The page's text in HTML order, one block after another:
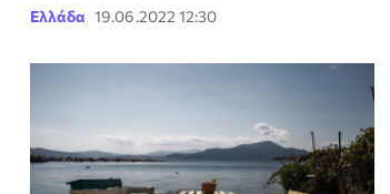
Ελλάδα 19.06.2022 12:30